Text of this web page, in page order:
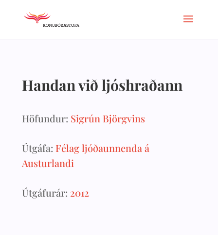
Handan við ljóshraðann
Höfundur: Sigrún Björgvins
Útgáfa: Félag ljóðaunnenda á
Austurlandi
Útgáfurár: 2012